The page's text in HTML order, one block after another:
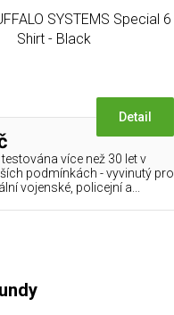
SYSTEMS Special 6
Shirt - Black
Detail
více než 30 let v
podmínkách - vyvinutý pro
vojenské, policejní a...